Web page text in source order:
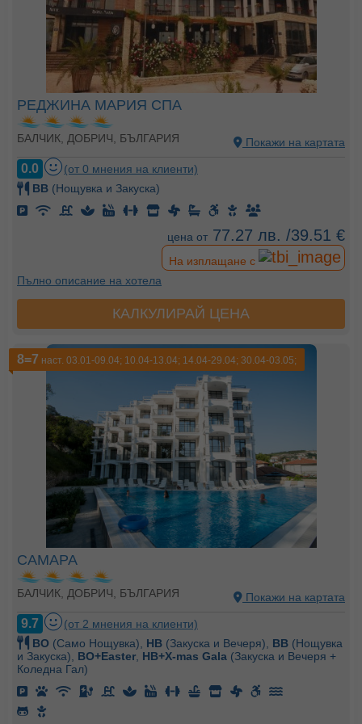
РЕДЖИНА МАРИЯ СПА
БАЛЧИК, ДОБРИЧ, БЪЛГАРИЯ Покажи на картата
0.0
(от 0 мнения на клиенти)
BB (Нощувка и Закуска)
цена от 77.27 лв. /39.51 €
На изплащане с
Пълно описание на хотела
КАЛКУЛИРАЙ ЦЕНА
8=7 наст. 03.01-09.04; 10.04-13.04; 14.04-29.04; 30.04-03.05;
САМАРА
БАЛЧИК, ДОБРИЧ, БЪЛГАРИЯ Покажи на картата
9.7
(от 2 мнения на клиенти)
BO (Само Нощувка), HB (Закуска и Вечеря), BB (Нощувка
и Закуска), BO+Easter HB+X-mas Gala (Закуска и Вечеря +
Коледна Гал)